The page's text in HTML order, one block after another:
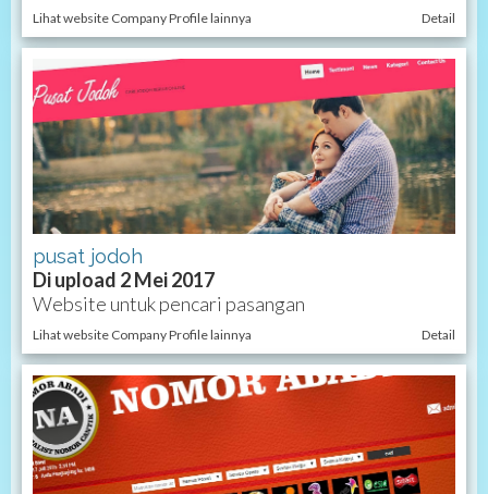
Lihat website Company Profile lainnya Detail
pusat jodoh
Di upload 2 Mei 2017
Website untuk pencari pasangan
Lihat website Company Profile lainnya Detail